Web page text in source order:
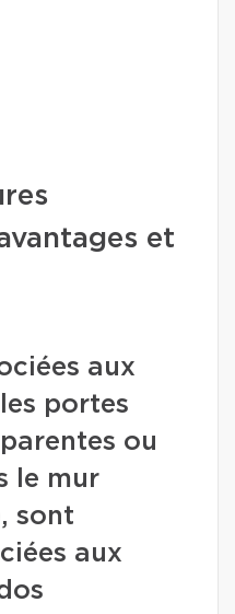
et
aux
portes
ou
le mur
sont
aux